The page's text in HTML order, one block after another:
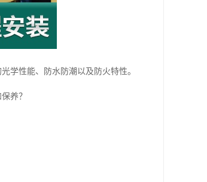
学性能、防水防潮以及防火特性。
养？